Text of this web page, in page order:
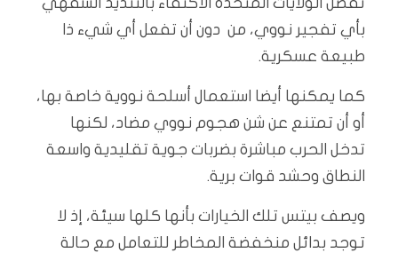
بأي تفجير نووي، من دون أن تفعل أي شيء ذا
طبيعة عسكرية.
كما يمكنها أيضا استعمال أسلحة نووية خاصة بها،
أو أن تمتنع عن شن هجوم نووي مضاد، لكنها
تدخل الحرب مباشرة بضربات جوية تقليدية واسعة
النطاق وحشد قوات برية.
ويصف بيتس تلك الخيارات بأنها كلها سيئة، إذ لا
توجد بدائل منخفضة المخاطر للتعامل مع حالة